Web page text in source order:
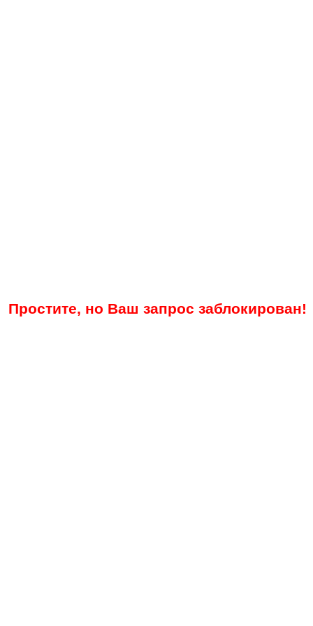
Простите, но Ваш запрос заблокирован!